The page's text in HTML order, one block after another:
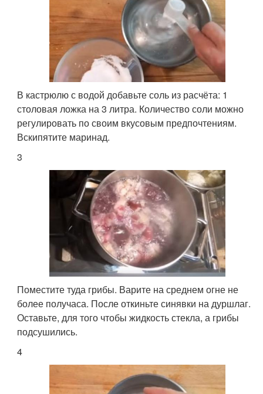
В кастрюлю с водой добавьте соль из расчёта: 1
столовая ложка на 3 литра. Количество соли можно
регулировать по своим вкусовым предпочтениям.
Вскипятите маринад.
3
Поместите туда грибы. Варите на среднем огне не
более получаса. После откиньте синявки на дуршлаг.
Оставьте, для того чтобы жидкость стекла, а грибы
подсушились.
4